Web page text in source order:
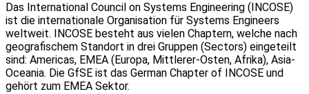
Das International Council on Systems Engineering (INCOSE)
ist die internationale Organisation für Systems Engineers
weltweit. INCOSE besteht aus vielen Chaptern, welche nach
geografischem Standort in drei Gruppen (Sectors) eingeteilt
sind: Americas, EMEA (Europa, Mittlerer-Osten, Afrika), Asia-
Oceania. Die GfSE ist das German Chapter of INCOSE und
gehört zum EMEA Sektor.